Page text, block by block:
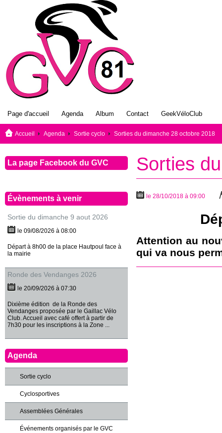
Page d'accueil Agenda Album Contact GeekVéloClub
Accueil Agenda Sortie cyclo Sorties du dimanche 28 octobre 2018
Sorties
le 28/10/2018 à 09:00
Attention au
qui va nous
La page Facebook du GVC
Évènements à venir
Sortie du dimanche 9 aout 2026
le 09/08/2026 à 08:00
Départ à 8h00 de la place Hautpoul face à
la mairie
Ronde des Vendanges 2026
le 20/09/2026 à 07:30
Dixième édition de la Ronde des
Vendanges proposée par le Gaillac Vélo
Club. Accueil avec café offert à partir de
7h30 pour les inscriptions à la Zone ...
Agenda
Sortie cyclo
Cyclosportives
Assemblées Générales
Événements organisés par le GVC